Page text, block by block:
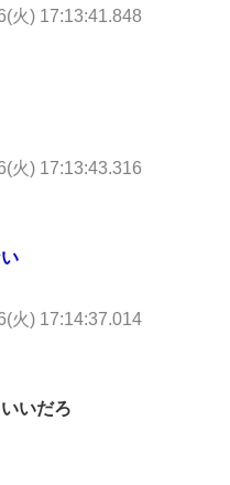
火) 17:13:41.848
火) 17:13:43.316
火) 17:14:37.014
いだろ